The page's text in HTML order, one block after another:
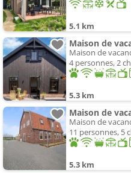
5.1 km
Maison de
Maison de
4 personnes, 2
5.3 km
Maison de
Maison de
11 personnes, 5
5.3 km